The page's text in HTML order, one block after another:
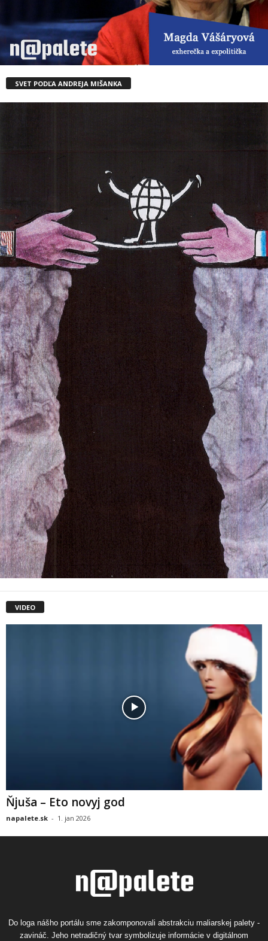
SVET PODĽA ANDREJA MIŠANKA
VIDEO
Ňjuša – Eto novyj god
napalete.sk - 1. jan 2026
Do loga nášho portálu sme zakomponovali abstrakciu maliarskej palety -
zavináč. Jeho netradičný tvar symbolizuje informácie v digitálnom